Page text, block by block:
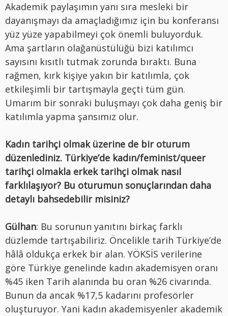
Akademik paylaşımın yanı sıra mesleki bir
dayanışmayı da amaçladığımız için bu konferansı
yüz yüze yapabilmeyi çok önemli buluyorduk.
Ama şartların olağanüstülüğü bizi katılımcı
sayısını kısıtlı tutmak zorunda bıraktı. Buna
rağmen, kırk kişiye yakın bir katılımla, çok
etkileşimli bir tartışmayla geçti tüm gün.
Umarım bir sonraki buluşmayı çok daha geniş bir
katılımla yapma şansımız olur.
Kadın tarihçi olmak üzerine de bir oturum
düzenlediniz. Türkiye’de kadın/feminist/queer
tarihçi olmakla erkek tarihçi olmak nasıl
farklılaşıyor? Bu oturumun sonuçlarından daha
detaylı bahsedebilir misiniz?
Gülhan: Bu sorunun yanıtını birkaç farklı
düzlemde tartışabiliriz. Öncelikle tarih Türkiye’de
hâlâ oldukça erkek bir alan. YÖKSİS verilerine
göre Türkiye genelinde kadın akademisyen oranı
%45 iken Tarih alanında bu oran %26 civarında.
Bunun da ancak %17,5 kadarını profesörler
oluşturuyor. Yani kadın akademisyenler akademik